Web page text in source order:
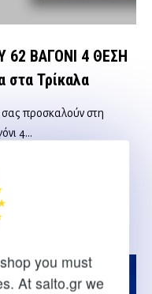
you must
At salto.gr we
62 ΒΑΓΟΝΙ 4 ΘΕΣΗ
στα Τρίκαλα
σας προσκαλούν στη
4…